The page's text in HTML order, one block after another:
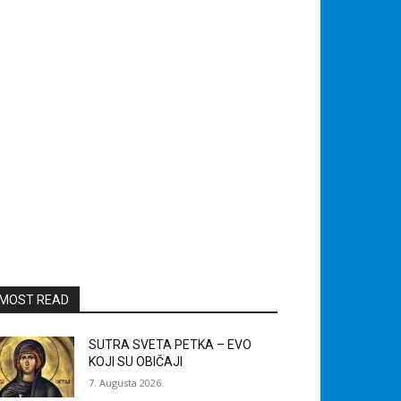
READ
SUTRA SVETA PETKA – EVO
KOJI SU OBIČAJI
7. Augusta 2026.